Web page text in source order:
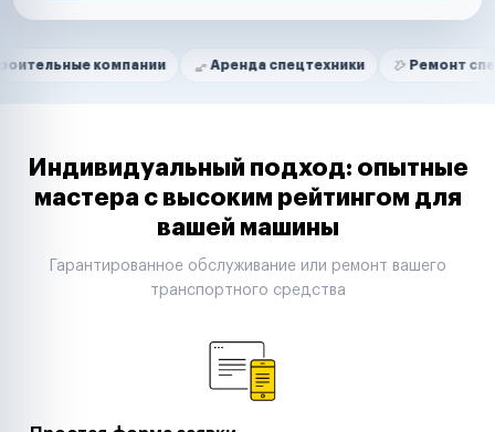
Нам доверяют
компании Аренда спецтехники Ремонт спецтехники
Маркетплейсы
Таксопарки
Автодилеры
Строительные компании
Аренда спецтехники
Индивидуальный подход: опытные
мастера с высоким рейтингом для
вашей машины
Гарантированное обслуживание или ремонт вашего
транспортного средства